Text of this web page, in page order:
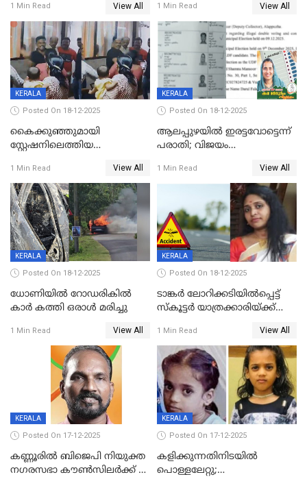
നടുക്കുന്ന സംഭവം
വാളയാറിൽ
1 Min Read View All
കോടി രൂപ
1 Min Read View All
KERALA
Posted On 18-12-2025
കൈക്കുഞ്ഞുമായി
സ്റ്റേഷനിലെത്തിയ
കരണത്തടിച്ചു; CC ടിവി
ദൃശ്യങ്ങൾ പുറത്ത്
1 Min Read View All
KERALA
Posted On 18-12-2025
ആലപ്പുഴയിൽ ഇരട്ടവോട്ടെന്ന്
പരാതി; വിജയം
വാർഡിലെ എൽഡിഎഫ്
സ്ഥാനാർത്ഥി
1 Min Read View All
KERALA
Posted On 18-12-2025
ധോണിയിൽ റോഡരികിൽ
കാർ കത്തി ഒരാൾ മരിച്ചു
1 Min Read View All
KERALA
Posted On 18-12-2025
ടാങ്കർ ലോറിക്കടിയിൽപ്പെട്ട്
സ്കൂട്ടർ യാത്രക്കാരിയ്ക്ക്
കണ്ടോത്ത് ദേശീയ പാതയിൽ
1 Min Read View All
KERALA
Posted On 17-12-2025
കണ്ണൂരിൽ ബിജെപി നിയുക്ത
നഗരസഭാ കൗൺസിലർക്ക് 36
KERALA
Posted On 17-12-2025
കളിക്കുന്നതിനിടയിൽ
പൊള്ളലേറ്റു;